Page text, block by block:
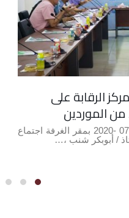
الرقابة على
من الموردين
عقد صباح يوم الخميس 23 -07 -2020 بمقر الغرفة اجتماع
/ أبوبكر شنب ،…